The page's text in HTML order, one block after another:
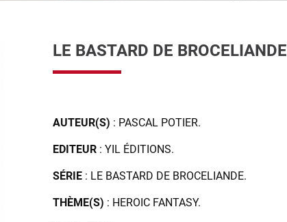
LE BASTARD DE BROCELIANDE
AUTEUR(S) : PASCAL POTIER.
EDITEUR : YIL ÉDITIONS.
SÉRIE : LE BASTARD DE BROCELIANDE.
THÈME(S) : HEROIC FANTASY.